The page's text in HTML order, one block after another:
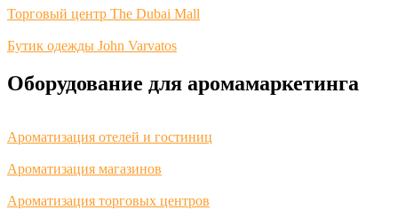
Торговый центр The Dubai Mall
Бутик одежды John Varvatos
Оборудование для аромамаркетинга
Ароматизация отелей и гостиниц
Ароматизация магазинов
Ароматизация торговых центров